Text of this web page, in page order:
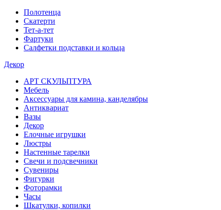
Полотенца
Скатерти
Тет-а-тет
Фартуки
Салфетки подставки и кольца
Декор
АРТ СКУЛЬПТУРА
Мебель
Аксессуары для камина, канделябры
Антиквариат
Вазы
Декор
Елочные игрушки
Люстры
Настенные тарелки
Свечи и подсвечники
Сувениры
Фигурки
Фоторамки
Часы
Шкатулки, копилки